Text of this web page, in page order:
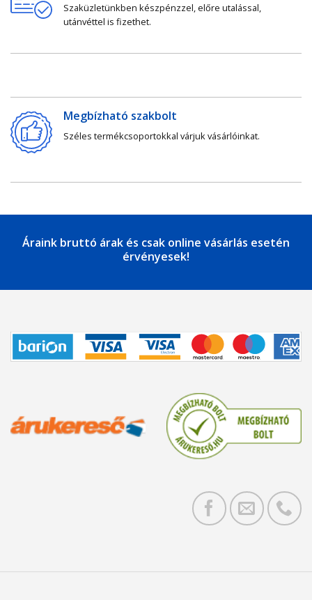
Szaküzletünkben készpénzzel, előre utalással,
utánvéttel is fizethet.
Megbízható szakbolt
Széles termékcsoportokkal várjuk vásárlóinkat.
Áraink bruttó árak és csak online vásárlás esetén
érvényesek!